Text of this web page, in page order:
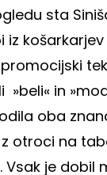
sta
iz košarkarjev
promocijski
»beli« in
oba
otroci na
Vsak je dobil